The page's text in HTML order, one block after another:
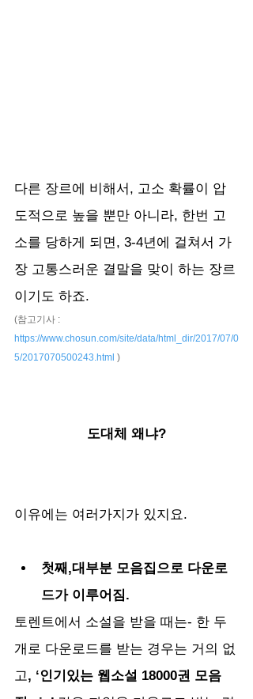
다른 장르에 비해서, 고소 확률이 압
도적으로 높을 뿐만 아니라, 한번 고
소를 당하게 되면, 3-4년에 걸쳐서 가
장 고통스러운 결말을 맞이 하는 장르
이기도 하죠.
(참고기사 :
https://www.chosun.com/site/data/html_dir/2017/07/0
5/2017070500243.html )
도대체 왜냐?
이유에는 여러가지가 있지요.
첫째,대부분 모음집으로 다운로
드가 이루어짐.
토렌트에서 소설을 받을 때는- 한 두
개로 다운로드를 받는 경우는 거의 없
고, ‘인기있는 웹소설 18000권 모음